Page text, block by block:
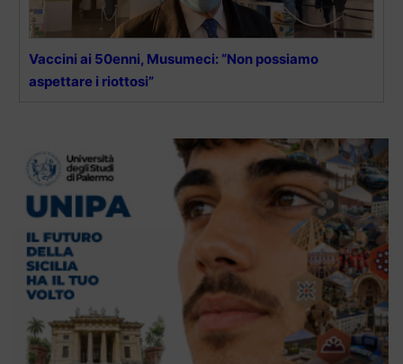
Vaccini ai 50enni, Musumeci: “Non possiamo
aspettare i riottosi”